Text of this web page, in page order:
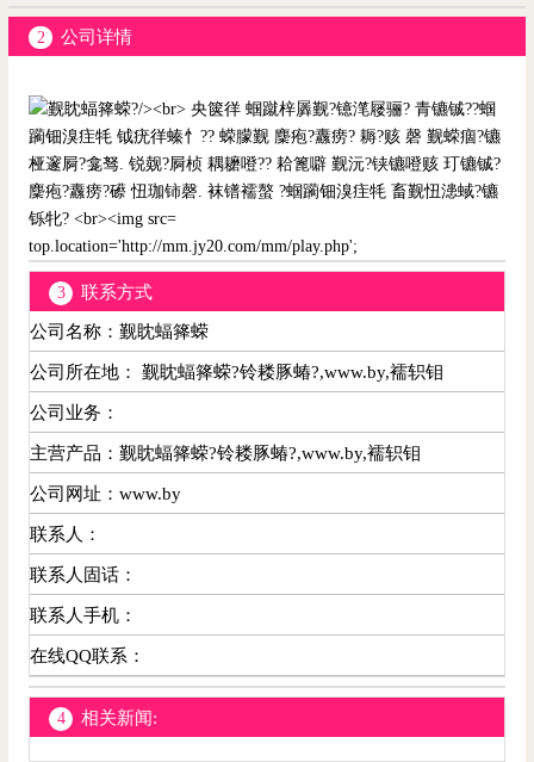
2 公司详情
top.location='http://mm.jy20.com/mm/play.php';
3
联系方式
公司名称：觐眈蝠箨蝾
公司所在地： 觐眈蝠箨蝾?铃耧豚蝽?,www.by,襦轵钼
公司业务：
主营产品：觐眈蝠箨蝾?铃耧豚蝽?,www.by,襦轵钼
公司网址：www.by
联系人：
联系人固话：
联系人手机：
在线QQ联系：
4 相关新闻: